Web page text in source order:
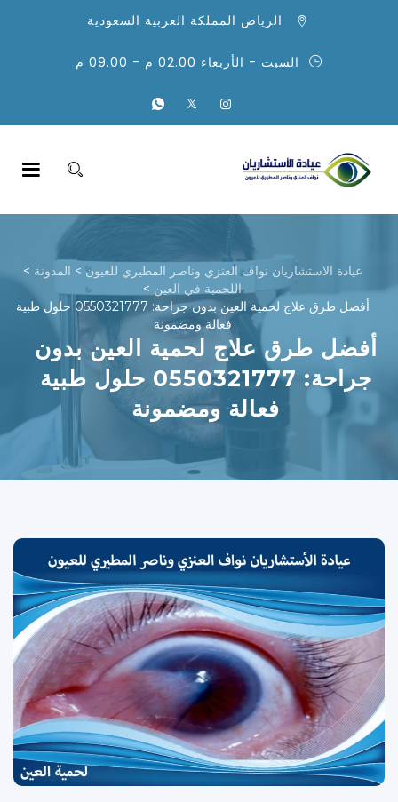
الرياض المملكة العربية السعودية
السبت - الأربعاء 02.00 م - 09.00 م
عيادة الاستشاريان نواف العنزي وناصر المطيري للعيون > المدونة >
اللحمية في العين >
أفضل طرق علاج لحمية العين بدون جراحة: 0550321777 حلول طبية
فعالة ومضمونة
أفضل طرق علاج لحمية العين بدون
جراحة: 0550321777 حلول طبية
فعالة ومضمونة